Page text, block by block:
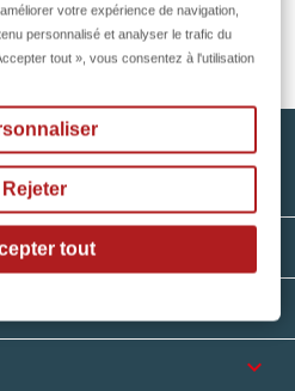
keyboard_arrow_down
votre expérience de navigation,
personnalisé et analyser le trafic du
tout », vous consentez à l'utilisation
Rejeter
tout